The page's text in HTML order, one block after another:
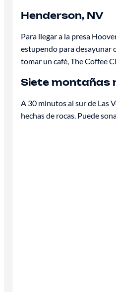
Henderson, NV
Para llegar a la presa
estupendo para desayunar
tomar un café, The Coffee
Siete montañas
A 30 minutos al sur de Las
hechas de rocas. Puede